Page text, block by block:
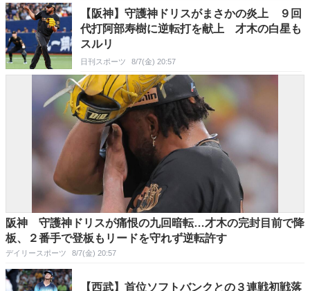
【阪神】守護神ドリスがまさかの炎上 ９回
代打阿部寿樹に逆転打を献上 才木の白星も
スルリ
日刊スポーツ 8/7(金) 20:57
阪神 守護神ドリスが痛恨の九回暗転…才木の完封目前で降
板、２番手で登板もリードを守れず逆転許す
デイリースポーツ 8/7(金) 20:57
【西武】首位ソフトバンクとの３連戦初戦落